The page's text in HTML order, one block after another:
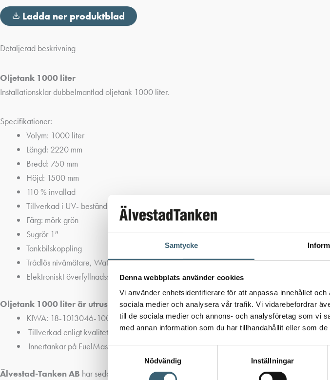
Samtycke
Denna webbplats använder cookies
Vi använder enhetsidentifierare för att anpassa innehållet
sociala medier och analysera vår trafik. Vi vidarebefordrar
till de sociala medier och annons- och analysföretag som vi
med annan information som du har tillhandahållit eller som
Nödvändig
Inställningar
Ladda ner produktblad
Detaljerad beskrivning
Oljetank 1000 liter
Installationsklar dubbelmantlad oljetank 1000 liter.
Specifikationer:
Volym: 1000 liter
Längd: 2220 mm
Bredd: 750 mm
Höjd: 1500 mm
110 % invallad
Tillverkad i UV- beständig polyeten
Färg: mörk grön
Sugrör 1″
Tankbilskoppling
Trådlös nivåmätare, Watchman Sonic visar procentuellt hur mycket vätska som finns i
Elektroniskt överfyllnadsskydd’
Oljetank 1000 liter är utrustad enligt Svensk standard.
KIWA: 18-1013046-100 samt CE-märkt.
Tillverkad enligt kvalitetscertifikatets krav BS EN ISO 9001:2008, nr FM 57348.
Innertankar på FuelMaster® uppfyller krav av normen EN13341:2005+A.
Älvestad-Tanken AB har sedan 2004 sålt och marknadsfört ´s stora sortiment av